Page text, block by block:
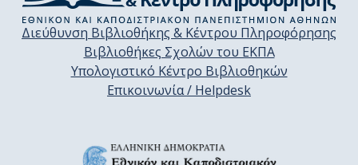
Διεύθυνση Βιβλιοθήκης & Κέντρου Πληροφόρησης
Βιβλιοθήκες Σχολών του ΕΚΠΑ
Υπολογιστικό Κέντρο Βιβλιοθηκών
Επικοινωνία / Helpdesk